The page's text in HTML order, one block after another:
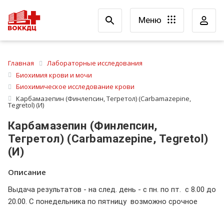
Меню
Главная
Лабораторные исследования
Биохимия крови и мочи
Биохимическое исследование крови
Карбамазепин (Финлепсин, Тегретол) (Сarbamazepine,
Tegretol) (И)
Карбамазепин (Финлепсин,
Тегретол) (Сarbamazepine, Tegretol)
(И)
Описание
Выдача результатов - на след. день - с пн. по пт. с 8.00 до
20.00. С понедельника по пятницу возможно срочное